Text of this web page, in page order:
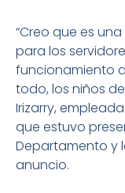
“Creo que es
para los
funcionamiento
todo, los niños
Irizarry,
que estuvo
Departamento y
anuncio.